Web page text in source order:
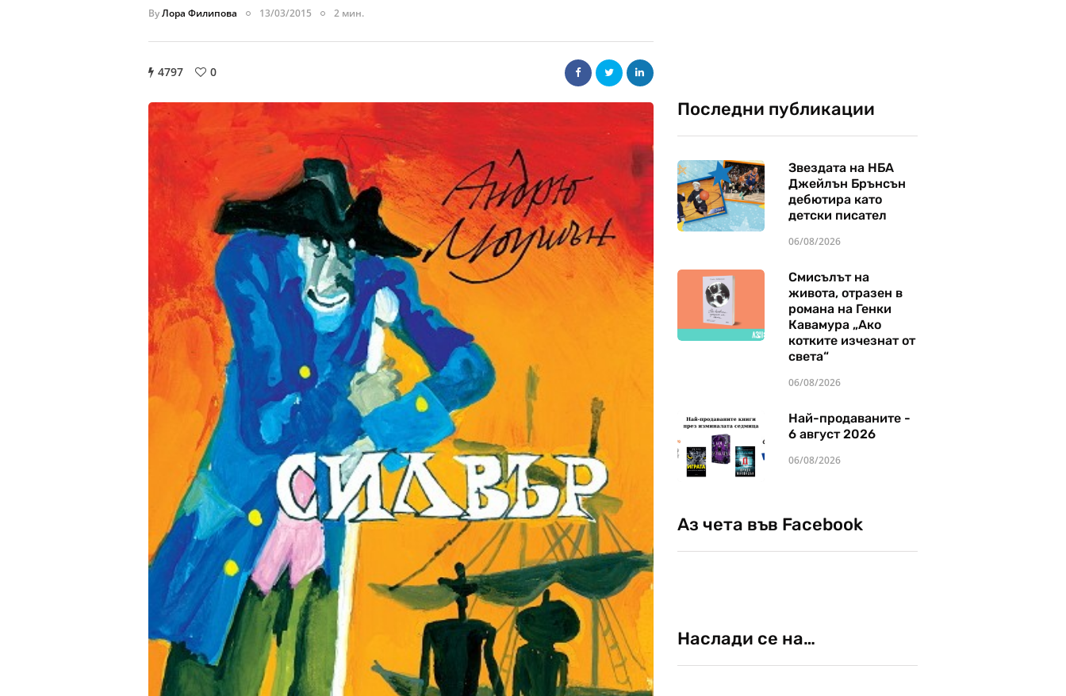
ByЛора Филипова 13/03/2015 2 мин.
4797 0
Последни публикации
Звездата на НБА
Джейлън Брънсън
дебютира като
детски писател
06/08/2026
Смисълът на
живота, отразен в
романа на Генки
Кавамура „Ако
котките изчезнат от
света“
06/08/2026
Най-продаваните -
6 август 2026
06/08/2026
Аз чета във Facebook
Наслади се на…